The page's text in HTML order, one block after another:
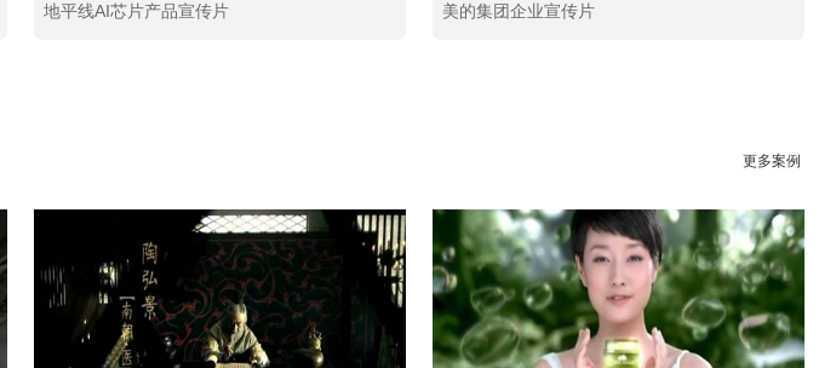
地平线AI芯片产品宣传片 美的集团企业宣传片
更多案例